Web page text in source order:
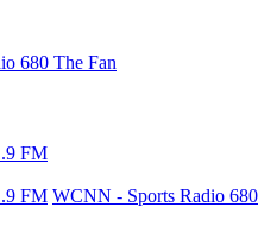
680 The Fan
FM
FM WCNN - Sports Radio 680